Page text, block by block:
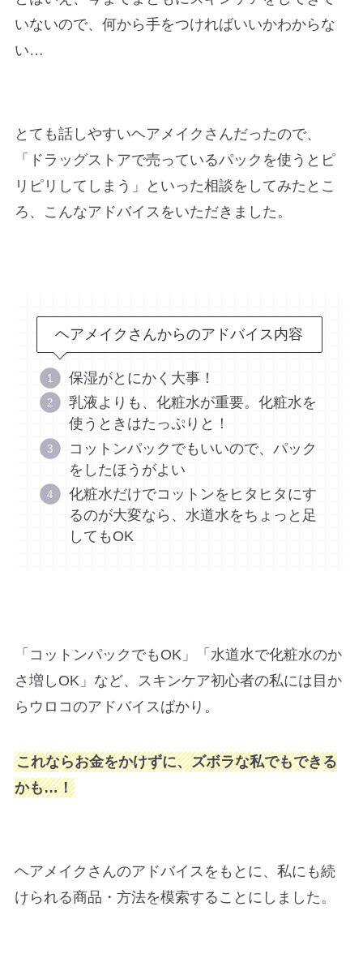
いないので、何から手をつければいいかわからな
い…
とても話しやすいヘアメイクさんだったので、
「ドラッグストアで売っているパックを使うとピ
リピリしてしまう」といった相談をしてみたとこ
ろ、こんなアドバイスをいただきました。
ヘアメイクさんからのアドバイス内容
保湿がとにかく大事！
乳液よりも、化粧水が重要。化粧水を
使うときはたっぷりと！
コットンパックでもいいので、パック
をしたほうがよい
化粧水だけでコットンをヒタヒタにす
るのが大変なら、水道水をちょっと足
してもOK
「コットンパックでもOK」「水道水で化粧水のか
さ増しOK」など、スキンケア初心者の私には目か
らウロコのアドバイスばかり。
これならお金をかけずに、ズボラな私でもできる
かも…！
ヘアメイクさんのアドバイスをもとに、私にも続
けられる商品・方法を模索することにしました。